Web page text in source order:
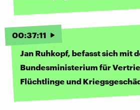
00:37:11
Jan Ruhkopf, befasst sich mit
Bundesministerium für
Flüchtlinge und